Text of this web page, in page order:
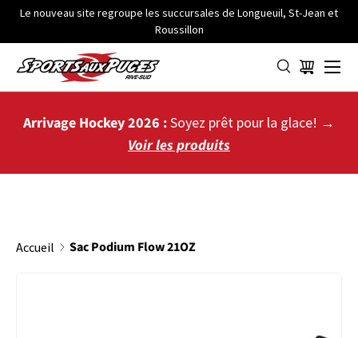
ALLER AU CONTENU
Le nouveau site regroupe les succursales de Longueuil, St-Jean et
Roussillon
Panier
Menu
Arrivage Hockey 2026 :Soyez prêt pour la glace! →
Voir les produits
Accueil Sac Podium Flow 21OZ